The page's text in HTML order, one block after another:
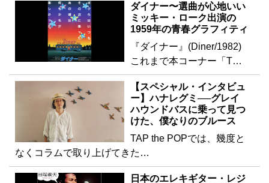
ダイナー〜選曲が心地いい
ミッキー・ローク出演の
1959年の青春グラフィティ
『ダイナー』(Diner/1982)
これまで本コーナー「T…
【スペシャル・インタビュ
ー】ハナレグミ──グレイ
ハウンドバスに乗って見つ
けた、僕なりのブルース
TAP the POPでは、幾度と
なくコラムで取り上げてきた…
日本のエレキギター・レジ